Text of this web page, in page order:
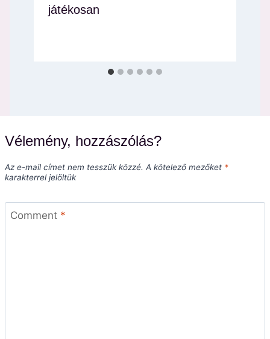
játékosan
Vélemény, hozzászólás?
Az e-mail címet nem tesszük közzé. A kötelező mezőket *
karakterrel jelöltük
Comment *